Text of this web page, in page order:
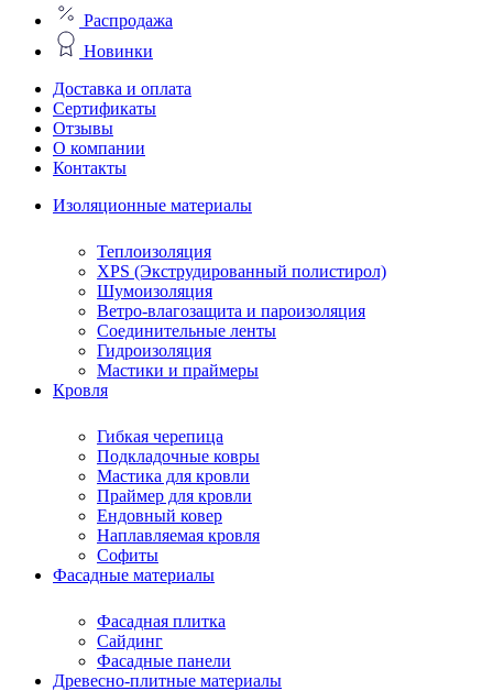
Распродажа
Новинки
Доставка и оплата
Сертификаты
Отзывы
О компании
Контакты
Изоляционные материалы
Теплоизоляция
XPS (Экструдированный полистирол)
Шумоизоляция
Ветро-влагозащита и пароизоляция
Соединительные ленты
Гидроизоляция
Мастики и праймеры
Кровля
Гибкая черепица
Подкладочные ковры
Мастика для кровли
Праймер для кровли
Ендовный ковер
Наплавляемая кровля
Софиты
Фасадные материалы
Фасадная плитка
Сайдинг
Фасадные панели
Древесно-плитные материалы